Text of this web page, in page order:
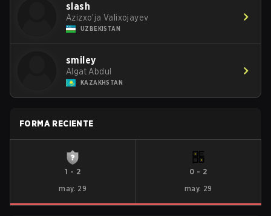
slash
Azizxo'ja Valixojayev
UZBEKISTAN
smiley
Algat Abdul
KAZAKHSTAN
FORMA RECIENTE
1 - 2
may. 29
0 - 2
may. 29